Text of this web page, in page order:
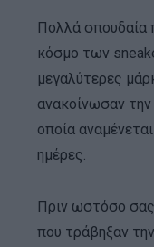
Πολλά σπουδαία
κόσμο των
μεγαλύτερες
ανακοίνωσαν
οποία
ημέρες.
Πριν ωστόσο σας
που τράβηξαν